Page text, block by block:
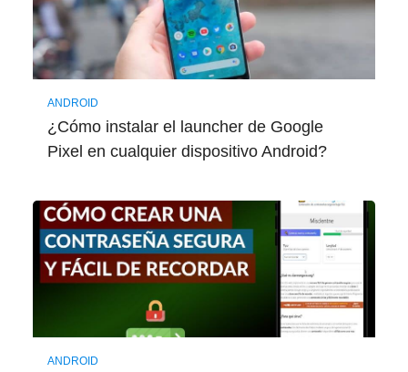
ANDROID
¿Cómo instalar el launcher de Google
Pixel en cualquier dispositivo Android?
ANDROID